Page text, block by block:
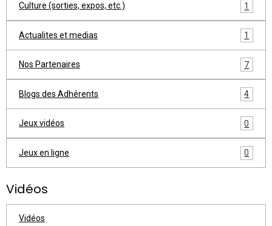
Culture (sorties, expos, etc.) 1
Actualites et medias 1
Nos Partenaires 7
Blogs des Adhérents 4
Jeux vidéos 0
Jeux en ligne 0
Vidéos
Vidéos